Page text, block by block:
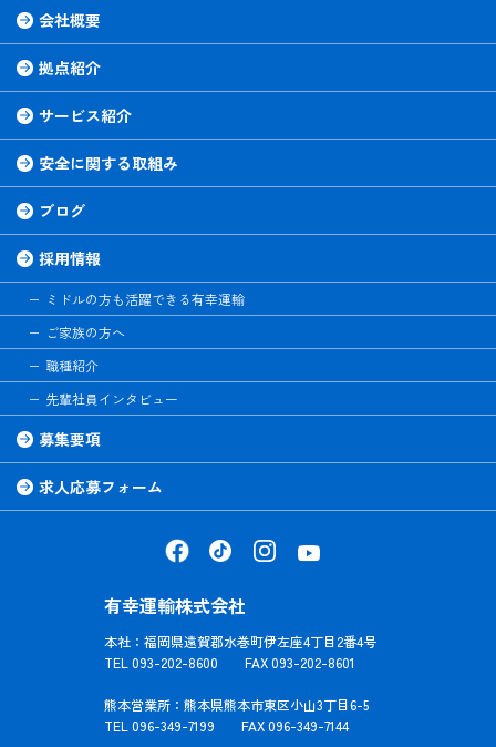
会社概要
拠点紹介
サービス紹介
安全に関する取組み
ブログ
採用情報
ミドルの方も活躍できる有幸運輸
ご家族の方へ
職種紹介
先輩社員インタビュー
募集要項
求人応募フォーム
有幸運輸株式会社
本社：福岡県遠賀郡水巻町伊左座4丁目2番4号
TEL 093-202-8600 FAX 093-202-8601
熊本営業所：熊本県熊本市東区小山3丁目6-5
TEL 096-349-7199 FAX 096-349-7144